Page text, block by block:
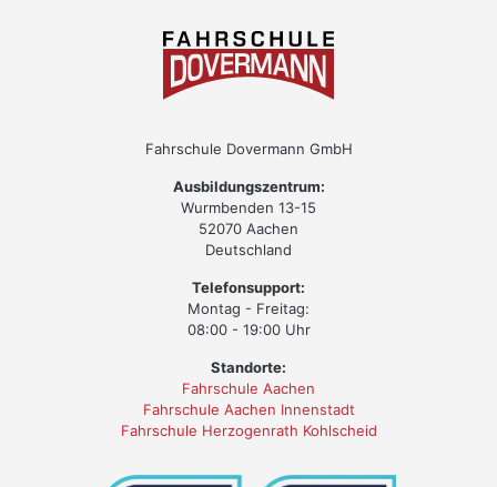
Fahrschule Dovermann GmbH
Ausbildungszentrum:
Wurmbenden 13-15
52070 Aachen
Deutschland
Telefonsupport:
Montag - Freitag:
08:00 - 19:00 Uhr
Standorte:
Fahrschule Aachen
Fahrschule Aachen Innenstadt
Fahrschule Herzogenrath Kohlscheid